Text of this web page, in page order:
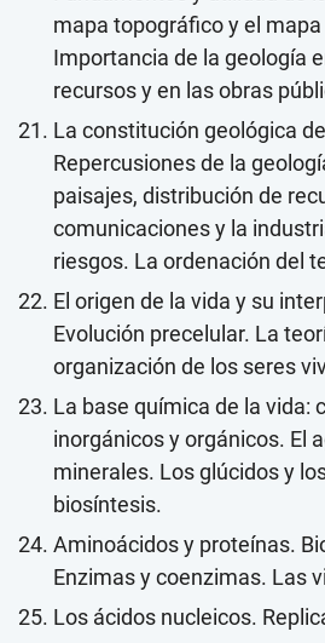
mapa topográfico y el
Importancia de la geología
recursos y en las obras
La constitución geológica
Repercusiones de la
paisajes, distribución de
comunicaciones y la
riesgos. La ordenación del
El origen de la vida y su
Evolución precelular. La
organización de los seres
La base química de la vida:
inorgánicos y orgánicos. El
minerales. Los glúcidos y
biosíntesis.
Aminoácidos y proteínas.
Enzimas y coenzimas. Las
Los ácidos nucleicos.